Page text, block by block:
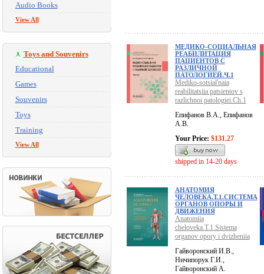
Audio Books
View All
Toys and Souvenirs
Educational
Games
Souvenirs
Toys
Training
View All
МЕДИКО-СОЦИАЛЬНАЯ
РЕАБИЛИТАЦИЯ
ПАЦИЕНТОВ С
РАЗЛИЧНОЙ
ПАТОЛОГИЕЙ.Ч.1
Mediko-sotsial'naia
reabilitatsiia patsientov s
razlichnoi patologiei.Ch.1
Епифанов В.А., Епифанов
А.В.
Your Price: $131.27
shipped in 14-20 days
АНАТОМИЯ
ЧЕЛОВЕКА.Т.1.СИСТЕМА
ОРГАНОВ ОПОРЫ И
ДВИЖЕНИЯ
Anatomiia
cheloveka.T.1.Sistema
organov opory i dvizheniia
Гайворонский И.В.,
Ничипорук Г.И.,
Гайворонский А.